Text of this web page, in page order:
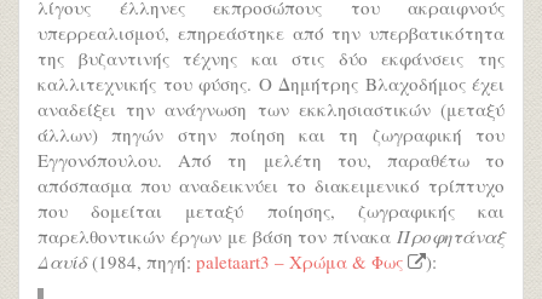
λίγους έλληνες εκπροσώπους του ακραιφνούς
υπερρεαλισμού, επηρεάστηκε από την υπερβατικότητα
της βυζαντινής τέχνης και στις δύο εκφάνσεις της
καλλιτεχνικής του φύσης. Ο Δημήτρης Βλαχοδήμος έχει
αναδείξει την ανάγνωση των εκκλησιαστικών (μεταξύ
άλλων) πηγών στην ποίηση και τη ζωγραφική του
Εγγονόπουλου. Από τη μελέτη του, παραθέτω το
απόσπασμα που αναδεικνύει το διακειμενικό τρίπτυχο
που δομείται μεταξύ ποίησης, ζωγραφικής και
παρελθοντικών έργων με βάση τον πίνακα Προφητάναξ
Δαυίδ(1984, πηγή: paletaart3 – Χρώμα & Φως ):